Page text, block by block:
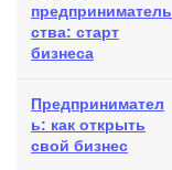
предприниматель
ства: старт
бизнеса
Предпринимател
ь: как открыть
свой бизнес